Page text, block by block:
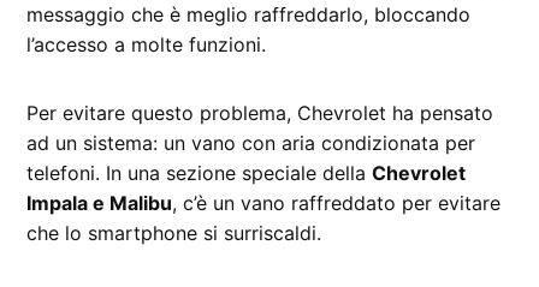
messaggio che è meglio raffreddarlo, bloccando
l’accesso a molte funzioni.
Per evitare questo problema, Chevrolet ha pensato
ad un sistema: un vano con aria condizionata per
telefoni. In una sezione speciale dellaChevrolet
Impala e Malibu, c’è un vano raffreddato per evitare
che lo smartphone si surriscaldi.